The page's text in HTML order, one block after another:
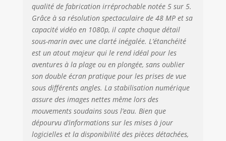
équipée d'un
écran IPS HD de
haute qualité.
Technologie
unique de
reconnaissance
faciale qui capture
votre précieux
moment de jeu.
Que vous
photographiez
sous l'eau ou en
plein air, la mise
qualité de fabrication irréprochable notée 5 sur 5.
Grâce à sa résolution spectaculaire de 48 MP et sa
capacité vidéo en 1080p, il capte chaque détail
sous-marin avec une clarté inégalée. L’étanchéité
est un atout majeur qui le rend idéal pour les
aventures à la plage ou en plongée, sans oublier
son double écran pratique pour les prises de vue
sous différents angles. La stabilisation numérique
assure des images nettes même lors des
mouvements soudains sous l’eau. Bien que
dépourvu d’informations sur les mises à jour
logicielles et la disponibilité des pièces détachées,